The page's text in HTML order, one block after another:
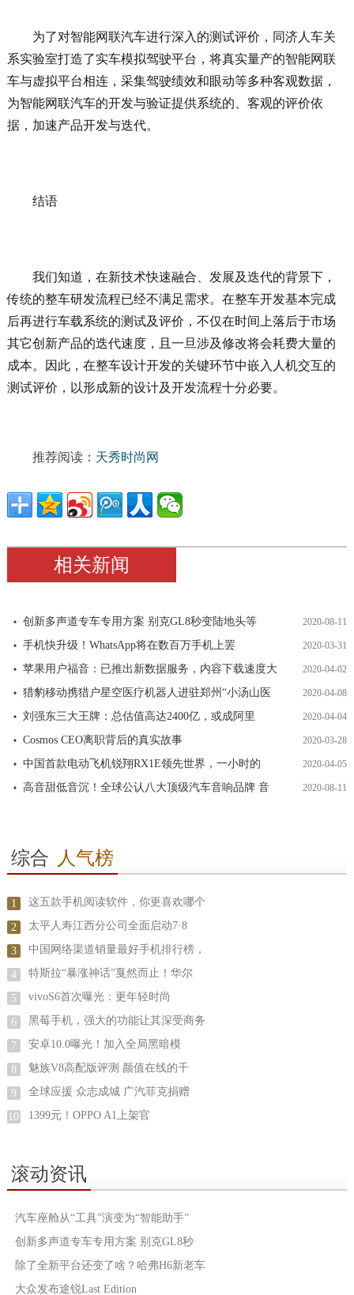
为了对智能网联汽车进行深入的测试评价，同济人车关
系实验室打造了实车模拟驾驶平台，将真实量产的智能网联
车与虚拟平台相连，采集驾驶绩效和眼动等多种客观数据，
为智能网联汽车的开发与验证提供系统的、客观的评价依
据，加速产品开发与迭代。
结语
我们知道，在新技术快速融合、发展及迭代的背景下，
传统的整车研发流程已经不满足需求。在整车开发基本完成
后再进行车载系统的测试及评价，不仅在时间上落后于市场
其它创新产品的迭代速度，且一旦涉及修改将会耗费大量的
成本。因此，在整车设计开发的关键环节中嵌入人机交互的
测试评价，以形成新的设计及开发流程十分必要。
推荐阅读： 天秀时尚网
相关新闻
创新多声道专车专用方案 别克GL8秒变陆地头等 2020-08-11
手机快升级！WhatsApp将在数百万手机上罢 2020-03-31
苹果用户福音：已推出新数据服务，内容下载速度大 2020-04-02
猎豹移动携猎户星空医疗机器人进驻郑州“小汤山医 2020-04-08
刘强东三大王牌：总估值高达2400亿，或成阿里 2020-04-04
Cosmos CEO离职背后的真实故事 2020-03-28
中国首款电动飞机锐翔RX1E领先世界，一小时的 2020-04-05
高音甜低音沉！全球公认八大顶级汽车音响品牌 音 2020-08-11
综合 人气榜
1 这五款手机阅读软件，你更喜欢哪个
2 太平人寿江西分公司全面启动7·8
3 中国网络渠道销量最好手机排行榜，
4 特斯拉“暴涨神话”戛然而止！华尔
5 vivoS6首次曝光：更年轻时尚
6 黑莓手机，强大的功能让其深受商务
7 安卓10.0曝光！加入全局黑暗模
8 魅族V8高配版评测 颜值在线的千
9 全球应援 众志成城 广汽菲克捐赠
10 1399元！OPPO A1上架官
滚动资讯
汽车座舱从“工具”演变为“智能助手”
创新多声道专车专用方案 别克GL8秒
除了全新平台还变了啥？哈弗H6新老车
大众发布途锐Last Edition